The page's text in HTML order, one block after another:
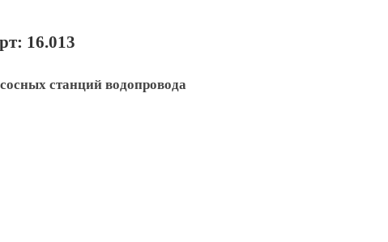
16.013
станций водопровода